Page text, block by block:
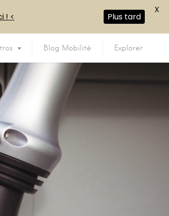
Blog Mobilité Explorer
! < Plus tard
X